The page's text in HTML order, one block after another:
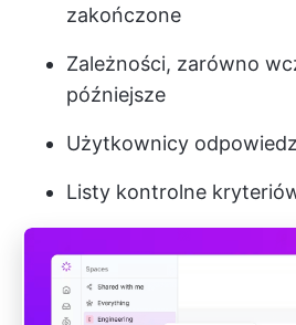
zakończone
Zależności, zarówno
późniejsze
Użytkownicy
Listy kontrolne